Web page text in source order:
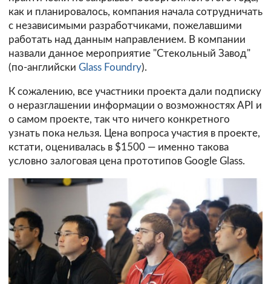
как и планировалось, компания начала сотрудничать
с независимыми разработчиками, пожелавшими
работать над данным направлением. В компании
назвали данное мероприятие "Стекольный Завод"
(по-английски Glass Foundry).
К сожалению, все участники проекта дали подписку
о неразглашении информации о возможностях API и
о самом проекте, так что ничего конкретного
узнать пока нельзя. Цена вопроса участия в проекте,
кстати, оценивалась в $1500 — именно такова
условно залоговая цена прототипов Google Glass.